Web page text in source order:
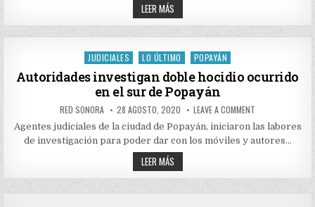
VALLE
CAUCA
LEER MÁSCICLISTA
ASESINADO
EN
ZONA
DE
JAMUNDÍ,
VALLE
DEL
CAUCA
Posted
JUDICIALES LO ÚLTIMO POPAYÁN
Autoridades investigan doble hocidio ocurrido
en el sur de Popayán
AUTHOR:
RED SONORA PUBLISHED
DATE:
28 AGOSTO, 2020 LEAVE A COMMENT
INVESTIGAN
HOCIDIO
SUR
Agentes judiciales de la ciudad de Popayán, iniciaron las labores
de investigación para poder dar con los móviles y autores…
LEER MÁSAUTORIDADES
INVESTIGAN
DOBLE
OCURRIDO